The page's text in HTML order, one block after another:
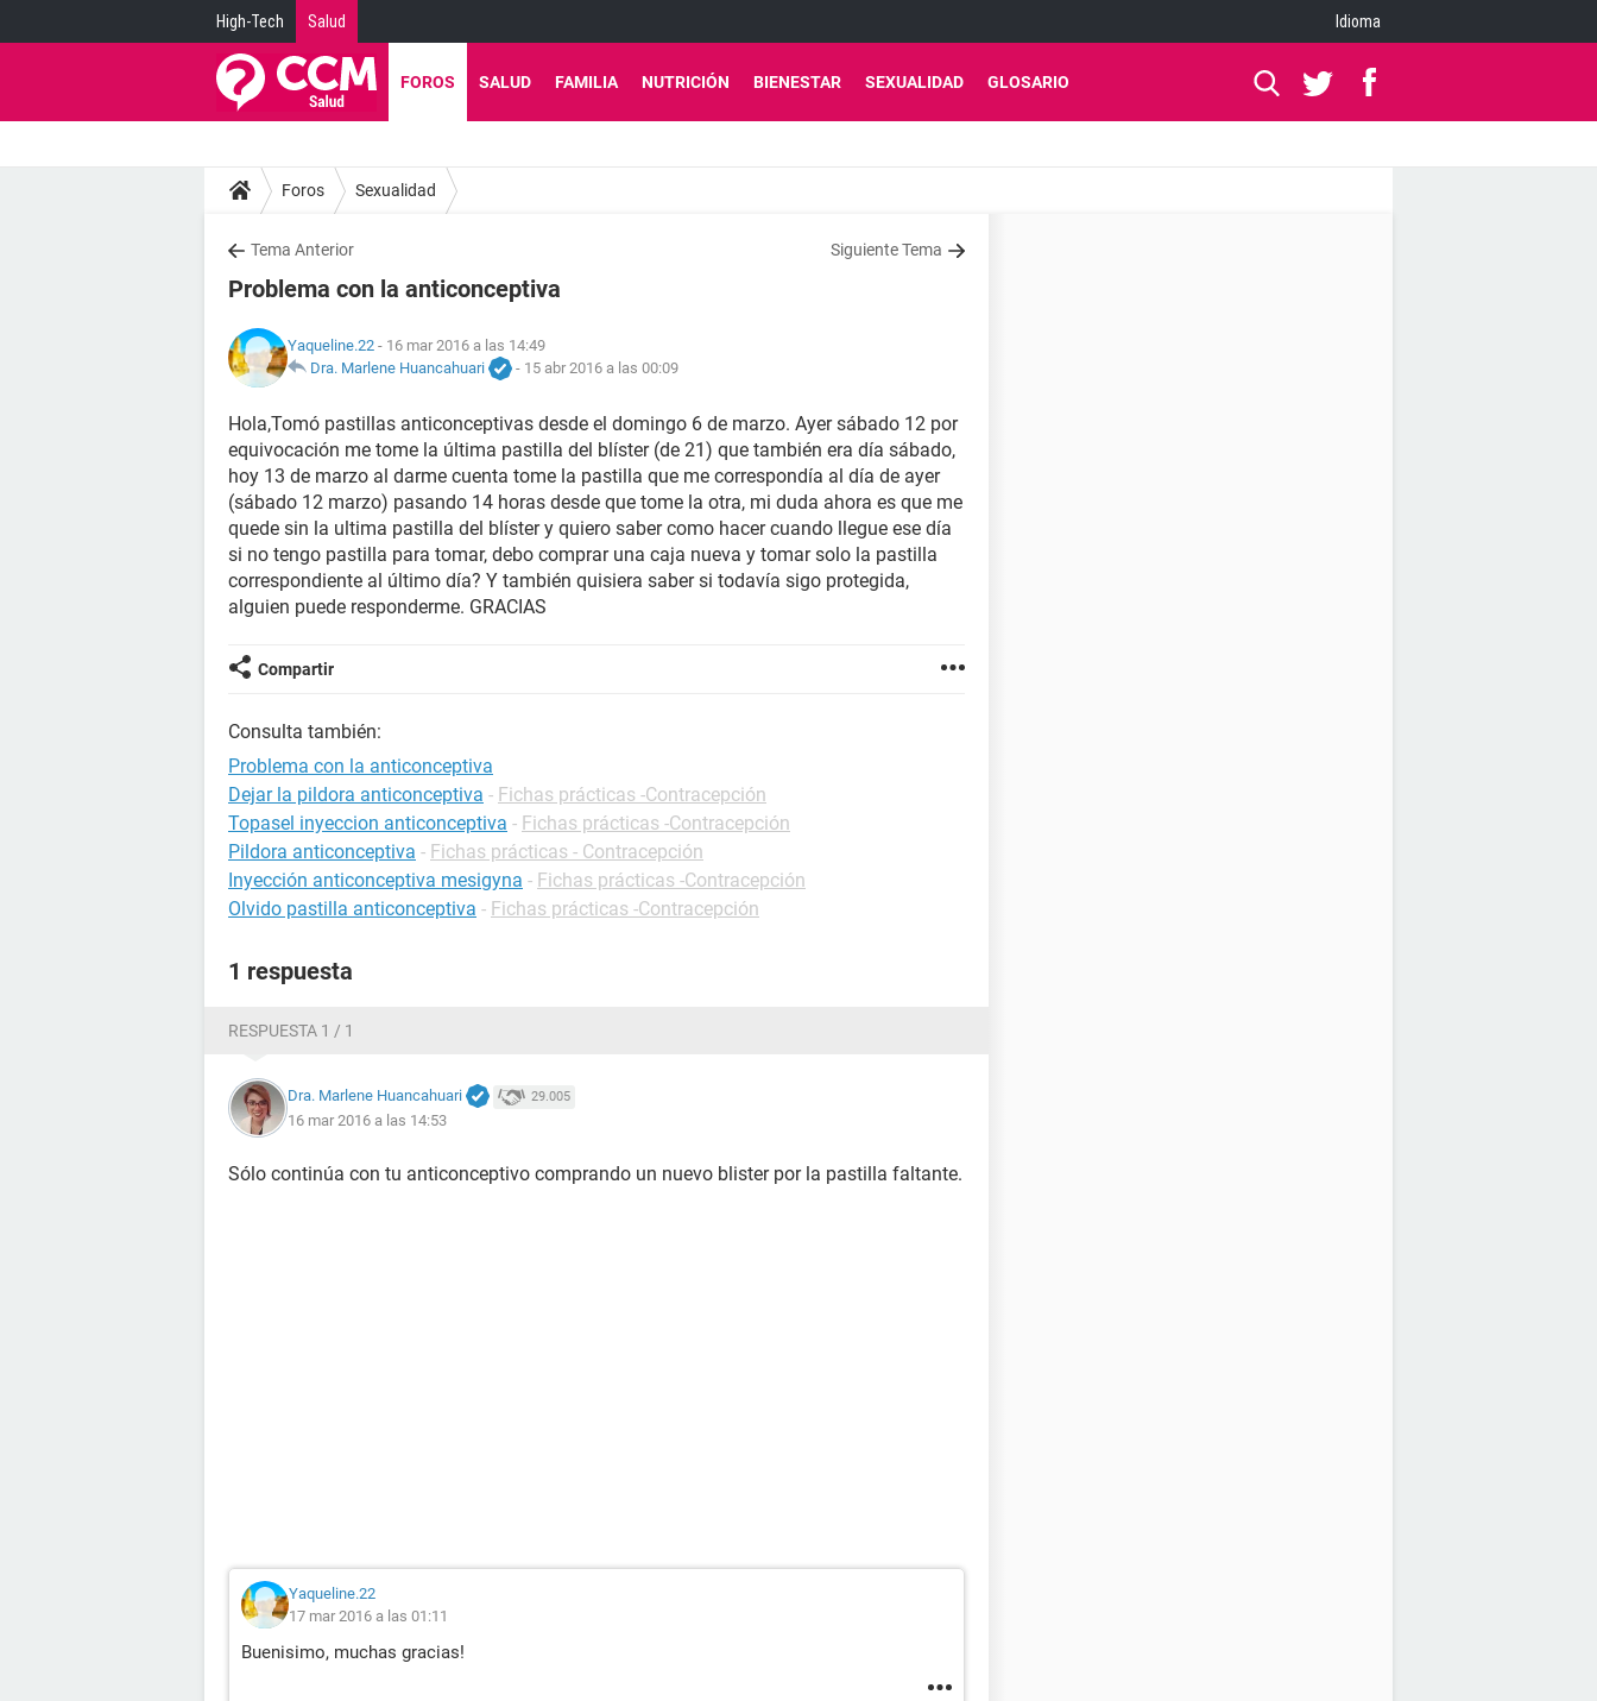
High-Tech Salud Idioma
FOROS SALUD FAMILIA NUTRICIÓN BIENESTAR SEXUALIDAD GLOSARIO
Foros Sexualidad
Tema Anterior Siguiente Tema
Problema con la anticonceptiva
Yaqueline.22 - 16 mar 2016 a las 14:49
Dra. Marlene Huancahuari
- 15 abr 2016 a las 00:09
Hola,Tomó pastillas anticonceptivas desde el domingo 6 de marzo. Ayer sábado 12 por
equivocación me tome la última pastilla del blíster (de 21) que también era día sábado,
hoy 13 de marzo al darme cuenta tome la pastilla que me correspondía al día de ayer
(sábado 12 marzo) pasando 14 horas desde que tome la otra, mi duda ahora es que me
quede sin la ultima pastilla del blíster y quiero saber como hacer cuando llegue ese día
si no tengo pastilla para tomar, debo comprar una caja nueva y tomar solo la pastilla
correspondiente al último día? Y también quisiera saber si todavía sigo protegida,
alguien puede responderme. GRACIAS
Compartir
Consulta también:
Problema con la anticonceptiva
Dejar la pildora anticonceptiva - Fichas prácticas -Contracepción
Topasel inyeccion anticonceptiva - Fichas prácticas -Contracepción
Pildora anticonceptiva - Fichas prácticas - Contracepción
Inyección anticonceptiva mesigyna - Fichas prácticas -Contracepción
Olvido pastilla anticonceptiva - Fichas prácticas -Contracepción
1 respuesta
RESPUESTA 1 / 1
Dra. Marlene Huancahuari 29.005
16 mar 2016 a las 14:53
Sólo continúa con tu anticonceptivo comprando un nuevo blister por la pastilla faltante.
Yaqueline.22
17 mar 2016 a las 01:11
Buenisimo, muchas gracias!